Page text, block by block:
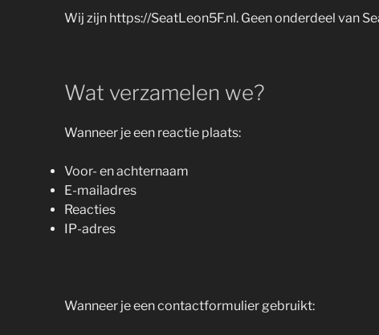
Wij zijn https://SeatLeon5F.nl. Geen onderdeel van
Wat verzamelen we?
Wanneer je een reactie plaats:
Voor- en achternaam
E-mailadres
Reacties
IP-adres
Wanneer je een contactformulier gebruikt: